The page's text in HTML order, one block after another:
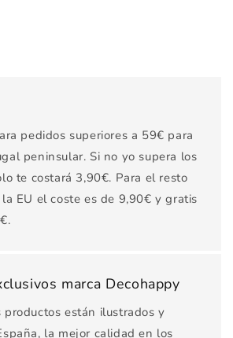
pedidos superiores a 59€ para
peninsular. Si no yo supera los
te costará 3,90€. Para el resto
EU el coste es de 9,90€ y gratis
marca Decohappy
productos están ilustrados y
la mejor calidad en los